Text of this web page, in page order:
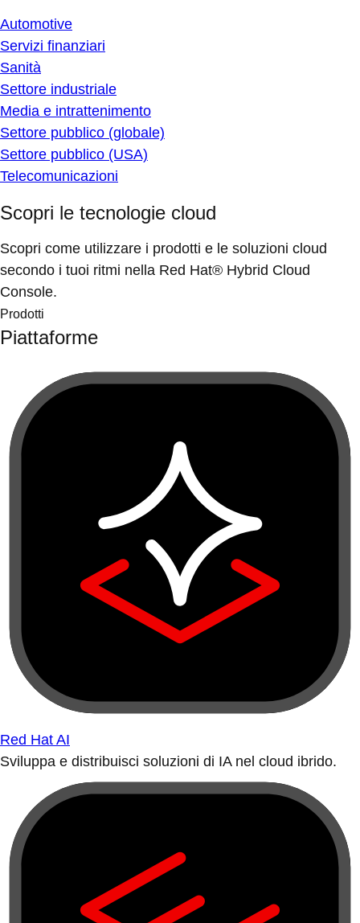
Automotive
Servizi finanziari
Sanità
Settore industriale
Media e intrattenimento
Settore pubblico (globale)
Settore pubblico (USA)
Telecomunicazioni
Scopri le tecnologie cloud
Scopri come utilizzare i prodotti e le soluzioni cloud
secondo i tuoi ritmi nella Red Hat® Hybrid Cloud
Console.
Prodotti
Piattaforme
Red Hat AI
Sviluppa e distribuisci soluzioni di IA nel cloud ibrido.